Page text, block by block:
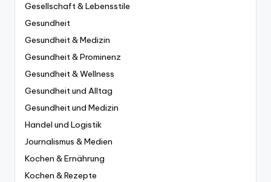
Gesellschaft & Lebensstile
Gesundheit
Gesundheit & Medizin
Gesundheit & Prominenz
Gesundheit & Wellness
Gesundheit und Alltag
Gesundheit und Medizin
Handel und Logistik
Journalismus & Medien
Kochen & Ernährung
Kochen & Rezepte